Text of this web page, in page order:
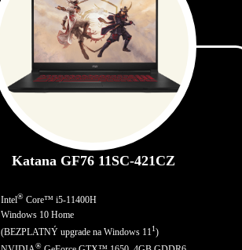
Katana GF76 11SC-421CZ
Intel®Core™ i5-11400H
Windows 10 Home
(BEZPLATNÝ upgrade na Windows 111)
®